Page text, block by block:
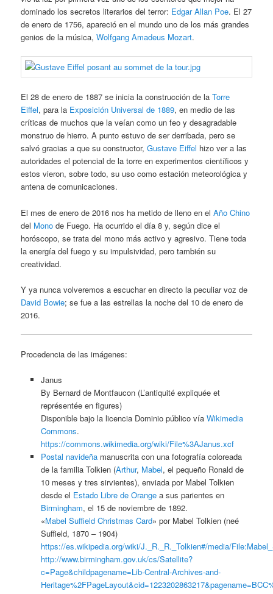
dominado los secretos literarios del terror: Edgar Allan Poe. El 27
de enero de 1756, apareció en el mundo uno de los más grandes
genios de la música,Wolfgang Amadeus Mozart.
El 28 de enero de 1887 se inicia la construcción de laTorre
Eiffel, para la Exposición Universal de 1889, en medio de las
críticas de muchos que la veían como un feo y desagradable
monstruo de hierro. A punto estuvo de ser derribada, pero se
salvó gracias a que su constructor,Gustave Eiffel hizo ver a las
autoridades el potencial de la torre en experimentos científicos y
estos vieron, sobre todo, su uso como estación meteorológica y
antena de comunicaciones.
El mes de enero de 2016 nos ha metido de lleno en elAño Chino
del Mono de Fuego. Ha ocurrido el día 8 y, según dice el
horóscopo, se trata del mono más activo y agresivo. Tiene toda
la energía del fuego y su impulsividad, pero también su
creatividad.
Y ya nunca volveremos a escuchar en directo la peculiar voz de
David Bowie; se fue a las estrellas la noche del 10 de enero de
2016.
Procedencia de las imágenes:
Janus
By Bernard de Montfaucon (L’antiquité expliquée et
représentée en figures)
Disponible bajo la licencia Dominio público vía Wikimedia
Commons.
https://commons.wikimedia.org/wiki/File%3AJanus.xcf
Postal navideñamanuscrita con una fotografía coloreada
de la familia Tolkien (Arthur, Mabel, el pequeño Ronald de
10 meses y tres sirvientes), enviada por Mabel Tolkien
desde el Estado Libre de Orangea sus parientes en
Birmingham, el 15 de noviembre de 1892.
«Mabel Suffield Christmas Card» por Mabel Tolkien (neé
Suffield, 1870 – 1904)
https://es.wikipedia.org/wiki/J._R._R._Tolkien#/media/
http://www.birmingham.gov.uk/cs/Satellite?
c=Page&childpagename=Lib-Central-Archives-and-